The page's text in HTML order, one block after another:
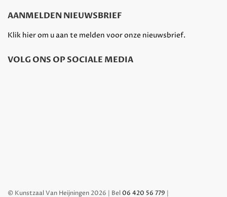
AANMELDEN NIEUWSBRIEF
Klik hier om u aan te melden voor onze nieuwsbrief.
VOLG ONS OP SOCIALE MEDIA
© Kunstzaal Van Heijningen 2026 | Bel 06 420 56 779 |